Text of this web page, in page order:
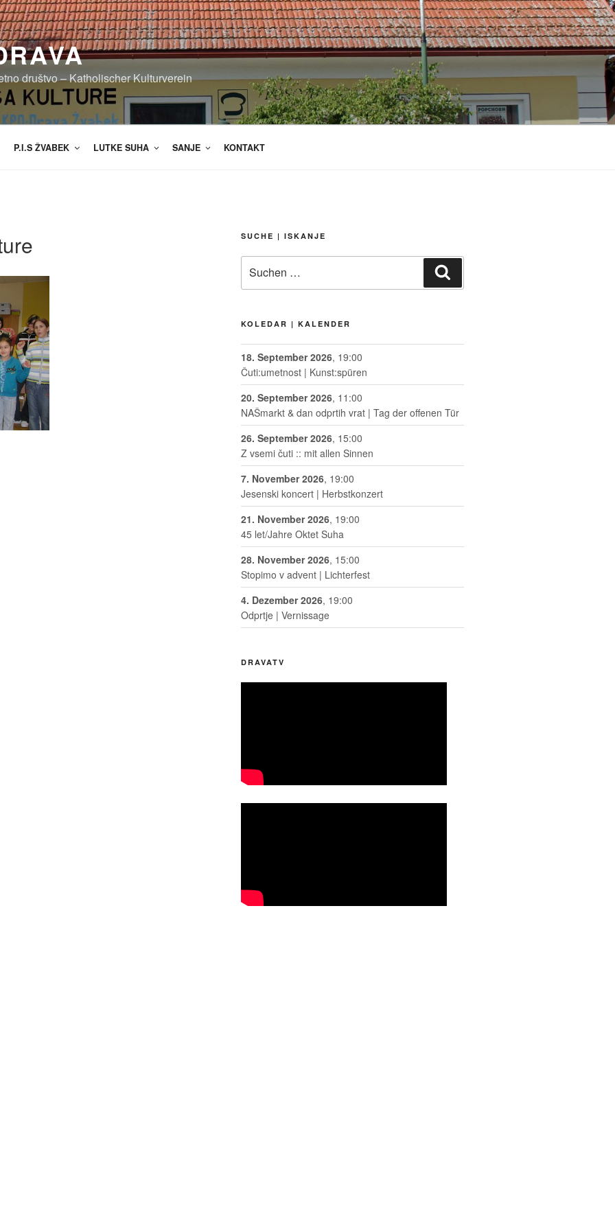
društvo – Katholischer Kulturverein
P.I.S ŽVABEK LUTKE SUHA SANJE KONTAKT
SUCHE | ISKANJE
nach:
KOLEDAR | KALENDER
18. September 2026, 19:00
Čuti:umetnost | Kunst:spüren
20. September 2026, 11:00
NAŠmarkt & dan odprtih vrat | Tag der offenen Tür
26. September 2026, 15:00
Z vsemi čuti :: mit allen Sinnen
7. November 2026, 19:00
Jesenski koncert | Herbstkonzert
21. November 2026, 19:00
45 let/Jahre Oktet Suha
28. November 2026, 15:00
Stopimo v advent | Lichterfest
4. Dezember 2026, 19:00
Odprtje | Vernissage
DRAVATV